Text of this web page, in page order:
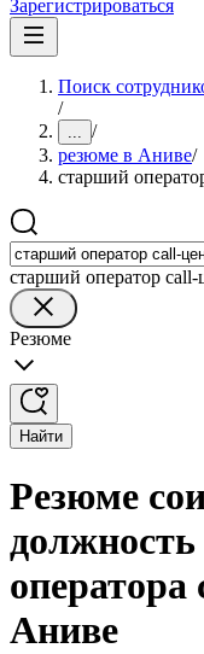
Зарегистрироваться
Поиск
/
... /
резюме в Аниве/
старший
старший оператор call-
Резюме
Найти
Резюме
оператора
Аниве